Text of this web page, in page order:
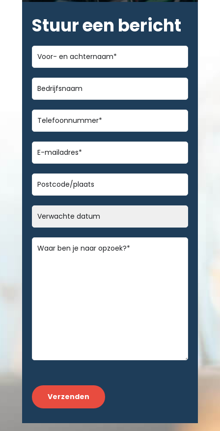
Stuur een bericht
Voor-
en
achternaam*
Bedrijfsnaam
Telefoonnummer*
E-
mailadres*
Geen
titel
Datum
MM
DD
Bericht*